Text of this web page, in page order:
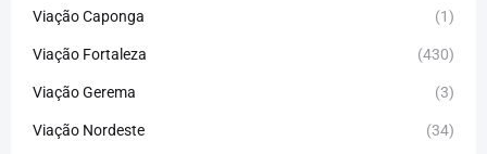
Viação Caponga (1)
Viação Fortaleza (430)
Viação Gerema (3)
Viação Nordeste (34)